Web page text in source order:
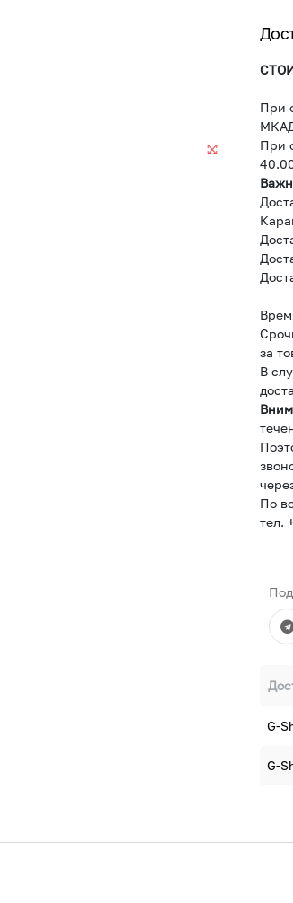
При
При
за
В
По
тел.
G-
G-